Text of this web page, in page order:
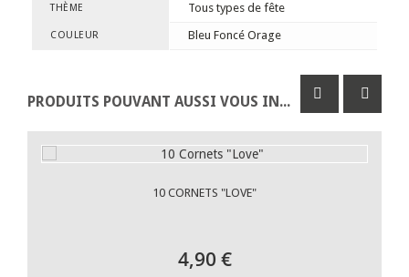
THÈME Tous types de fête
COULEUR Bleu Foncé Orage
PRODUITS POUVANT AUSSI VOUS INTÉRESSER
10 CORNETS "LOVE"
4,90 €